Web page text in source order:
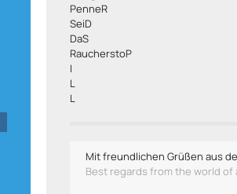
PenneR
SeiD
DaS
RaucherstoP
I
L
L
Mit freundlichen Grüßen aus
Best regards from the world of